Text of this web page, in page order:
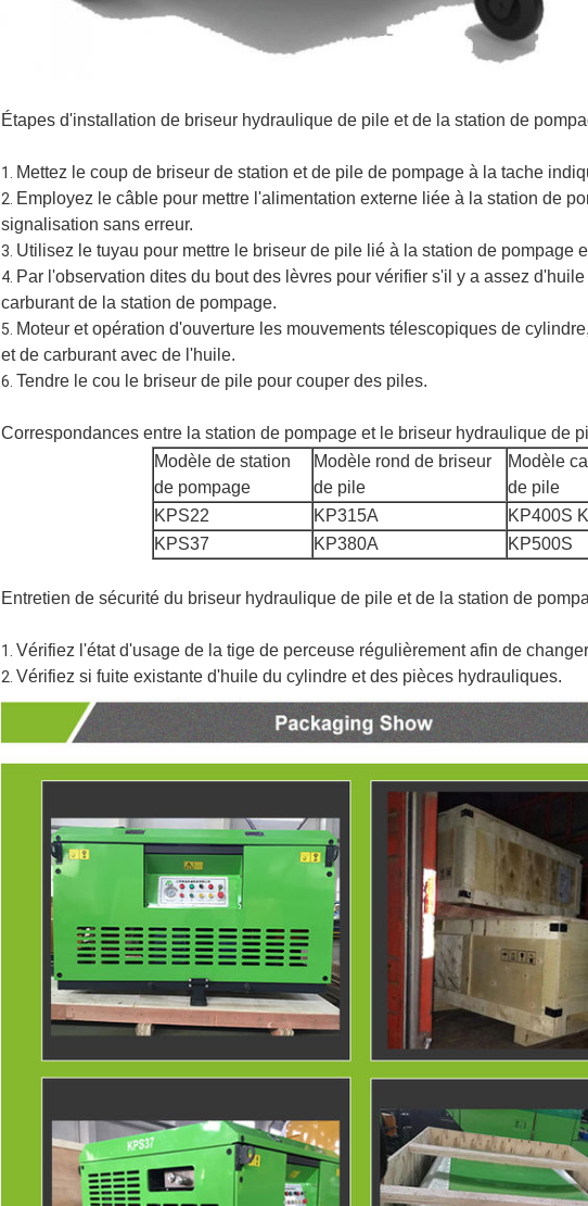
Étapes d'installation de briseur hydraulique de pile et de la station de
1. Mettez le coup de briseur de station et de pile de pompage à la tache
2. Employez le câble pour mettre l'alimentation externe liée à la station de
signalisation sans erreur.
3. Utilisez le tuyau pour mettre le briseur de pile lié à la station de pompage
4. Par l'observation dites du bout des lèvres pour vérifier s'il y a assez
carburant de la station de pompage.
5. Moteur et opération d'ouverture les mouvements télescopiques de
et de carburant avec de l'huile.
6. Tendre le cou le briseur de pile pour couper des piles.
Correspondances entre la station de pompage et le briseur hydraulique de
Modèle de station
de pompage
Modèle rond de briseur
de pile
Modèle
de pile
KPS22
KP315A
KP400S
KPS37
KP380A KP500S
Entretien de sécurité du briseur hydraulique de pile et de la station de
1. Vérifiez l'état d'usage de la tige de perceuse régulièrement afin de
2. Vérifiez si fuite existante d'huile du cylindre et des pièces hydrauliques.